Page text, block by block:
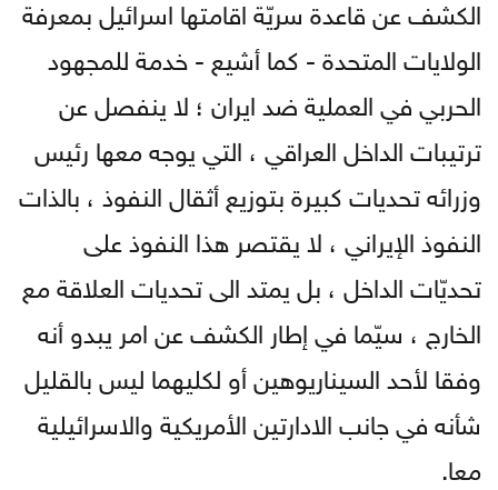
الكشف عن قاعدة سريّة اقامتها اسرائيل بمعرفة
الولايات المتحدة - كما أشيع - خدمة للمجهود
الحربي في العملية ضد ايران ؛ لا ينفصل عن
ترتيبات الداخل العراقي ، التي يوجه معها رئيس
وزرائه تحديات كبيرة بتوزيع أثقال النفوذ ، بالذات
النفوذ الإيراني ، لا يقتصر هذا النفوذ على
تحديّات الداخل ، بل يمتد الى تحديات العلاقة مع
الخارج ، سيّما في إطار الكشف عن امر يبدو أنه
وفقا لأحد السيناريوهين أو لكليهما ليس بالقليل
شأنه في جانب الادارتين الأمريكية والاسرائيلية
معا.